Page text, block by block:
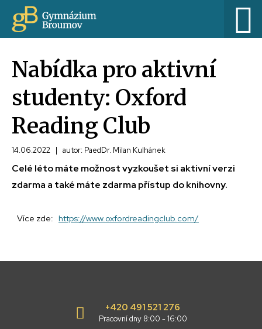
Nabídka pro aktivní
studenty: Oxford
Reading Club
14.06.2022 | autor: PaedDr. Milan Kulhánek
Celé léto máte možnost vyzkoušet si aktivní verzi
zdarma a také máte zdarma přístup do knihovny.
Více zde: https://www.oxfordreadingclub.com/
+420 491 521 276
Pracovní dny 8:00 - 16:00